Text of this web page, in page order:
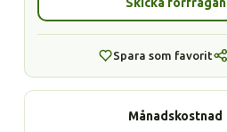
Spara som favorit
Månadskostnad